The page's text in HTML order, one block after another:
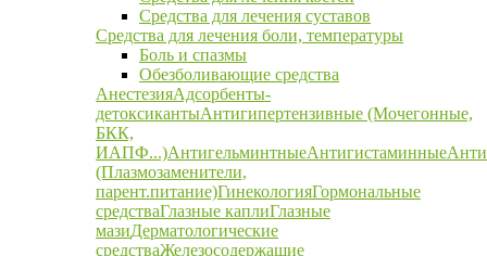
Средства для лечения суставов
Средства для лечения боли, температуры
Боль и спазмы
Обезболивающие средства
АнестезияАдсорбенты-
детоксикантыАнтигипертензивные (Мочегонные,
БКК,
ИАПФ...)АнтигельминтныеАнтигистаминные
(Плазмозаменители,
парент.питание)ГинекологияГормональные
средстваГлазные каплиГлазные
мазиДерматологические
средстваЖелезосодержащие